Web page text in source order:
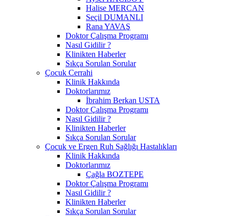
Halise MERCAN
Seçil DUMANLI
Rana YAVAŞ
Doktor Çalışma Programı
Nasıl Gidilir ?
Klinikten Haberler
Sıkça Sorulan Sorular
Çocuk Cerrahi
Klinik Hakkında
Doktorlarımız
İbrahim Berkan USTA
Doktor Çalışma Programı
Nasıl Gidilir ?
Klinikten Haberler
Sıkça Sorulan Sorular
Çocuk ve Ergen Ruh Sağlığı Hastalıkları
Klinik Hakkında
Doktorlarımız
Çağla BOZTEPE
Doktor Çalışma Programı
Nasıl Gidilir ?
Klinikten Haberler
Sıkça Sorulan Sorular